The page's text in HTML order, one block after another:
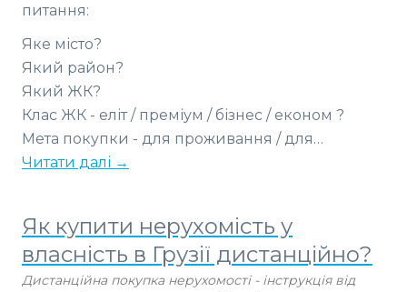
питання:
Яке місто?
Який район?
Який ЖК?
Клас ЖК - еліт / преміум / бізнес / економ ?
Мета покупки - для проживання / для…
Читати далі →
Як купити нерухомість у
власність в Грузії дистанційно?
Дистанційна покупка нерухомості - інструкція від